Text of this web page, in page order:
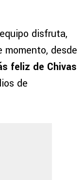
disfruta,
desde
feliz de Chivas
de